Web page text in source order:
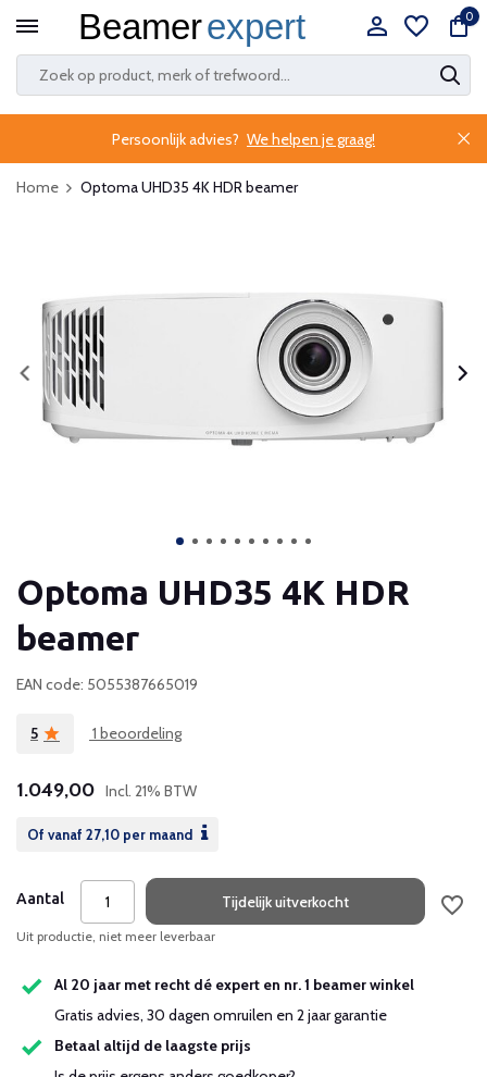
0
Persoonlijk advies? We helpen je graag!
Home Optoma UHD35 4K HDR beamer
Optoma UHD35 4K HDR
beamer
EAN code: 5055387665019
5 1 beoordeling
1.049,00 Incl. 21% BTW
Of vanaf 27,10 per maand
Aantal Tijdelijk uitverkocht
Uit productie, niet meer leverbaar
Al 20 jaar met recht dé expert en nr. 1 beamer winkel
Gratis advies, 30 dagen omruilen en 2 jaar garantie
Betaal altijd de laagste prijs